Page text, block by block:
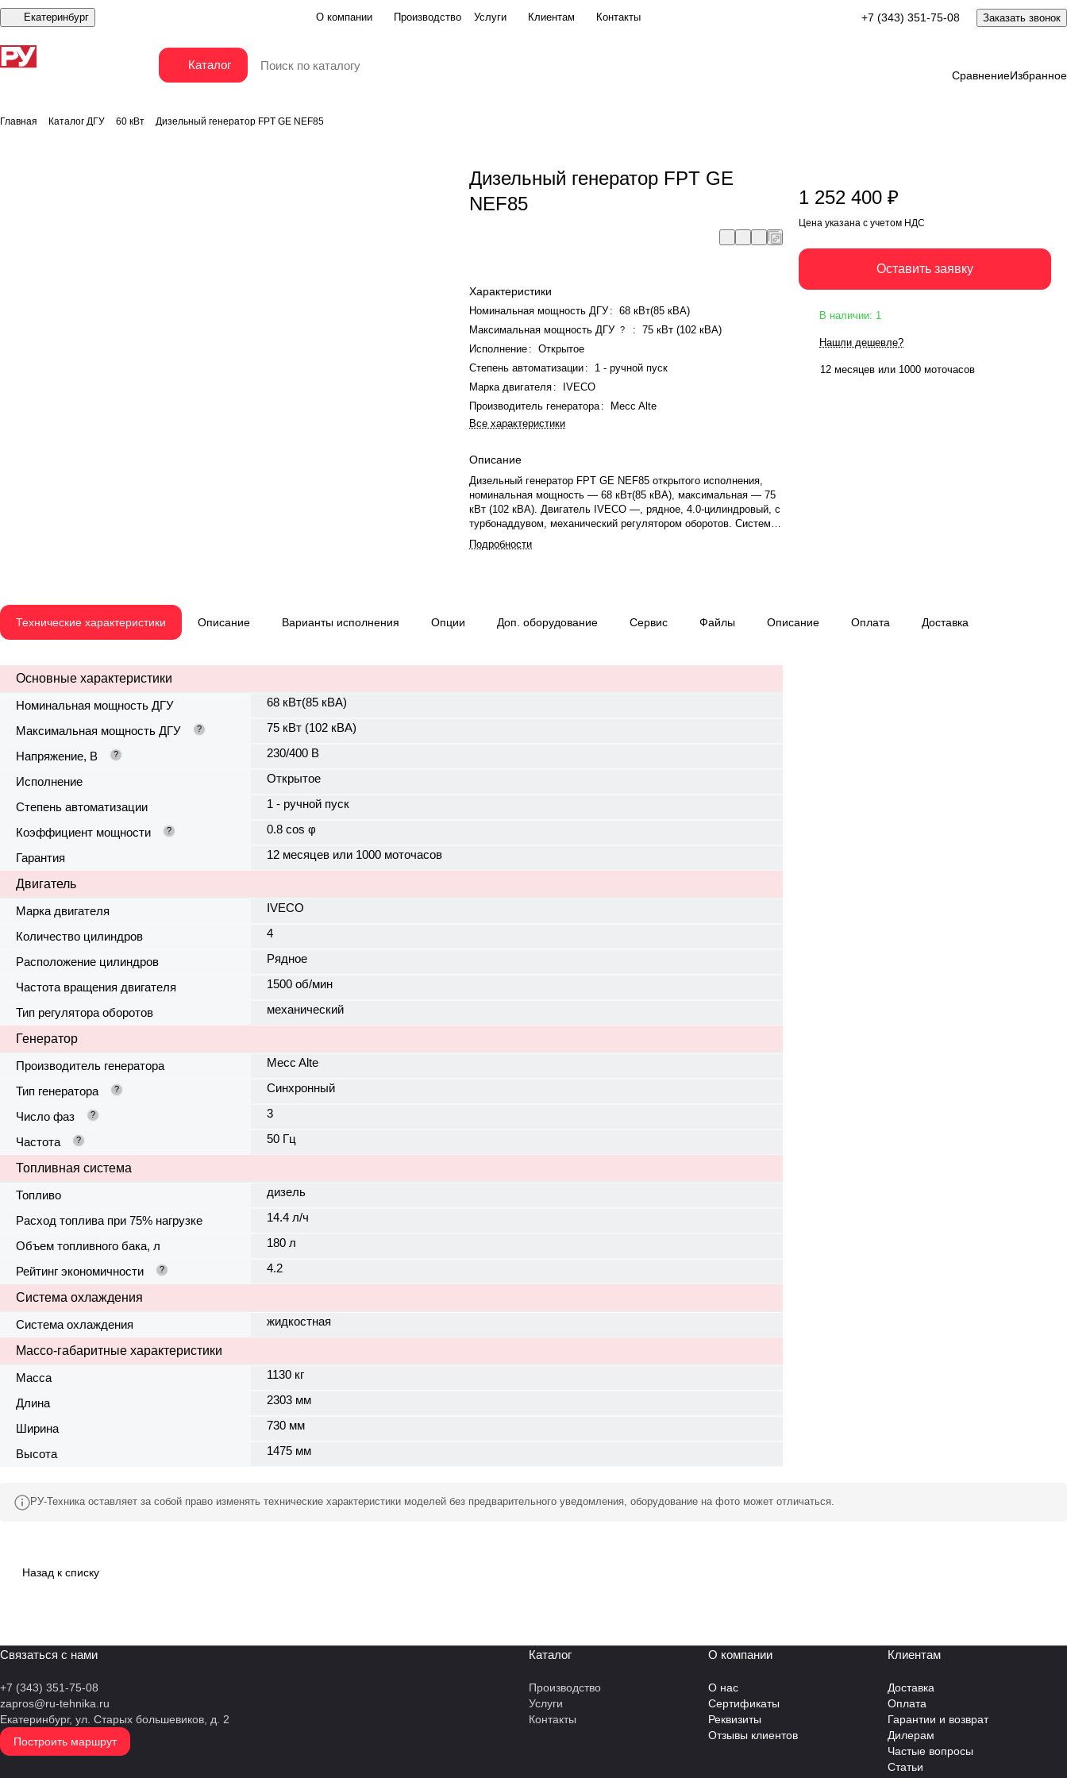
Екатеринбург О компании Производство Услуги Клиентам Контакты +7 (343) 351-75-08 Заказать звонок
Каталог
СравнениеИзбранное
Главная Каталог ДГУ 60 кВт Дизельный генератор FPT GE NEF85
Дизельный генератор FPT GE
NEF85
Дизельный генератор FPT GE NEF85 Оставить заявку
Характеристики
Номинальная мощность ДГУ:
68 кВт(85 кВА)
Максимальная мощность ДГУ ? :
75 кВт (102 кВА)
Исполнение :
Открытое
Степень автоматизации :
1 - ручной пуск
Марка двигателя :
IVECO
Производитель генератора:
Mecc Alte
Все характеристики
Описание
Дизельный генератор FPT GE NEF85 открытого исполнения,
номинальная мощность — 68 кВт(85 кВА), максимальная — 75
кВт (102 кВА). Двигатель IVECO —, рядное, 4.0-цилиндровый, с
турбонаддувом, механический регулятором оборотов. Система
охлаждения — жидкостная. Частота вращения — 1500 об/мин.
Генератор синхронный, 3-фазный, 230/400 В, 50 Гц, . Расход
Подробности
1 252 400 ₽
Цена указана с учетом НДС
Оставить заявку
В наличии: 1
Нашли дешевле?
12 месяцев или 1000 моточасов
Технические характеристики Описание Варианты исполнения Опции Доп. оборудование Сервис Файлы Описание Оплата Доставка
Основные характеристики
Номинальная мощность ДГУ
68 кВт(85 кВА)
Максимальная мощность ДГУ ? 75 кВт (102 кВА)
Напряжение, В ? 230/400 В
Исполнение Открытое
Степень автоматизации 1 - ручной пуск
Коэффициент мощности ? 0.8 cos φ
Гарантия 12 месяцев или 1000 моточасов
Двигатель
Марка двигателя
IVECO
Количество цилиндров 4
Расположение цилиндров Рядное
Частота вращения двигателя 1500 об/мин
Тип регулятора оборотов механический
Генератор
Производитель генератора
Mecc Alte
Тип генератора ? Синхронный
Число фаз ? 3
Частота ? 50 Гц
Топливная система
Топливо
дизель
Расход топлива при 75% нагрузке 14.4 л/ч
Объем топливного бака, л 180 л
Рейтинг экономичности ? 4.2
Система охлаждения
Система охлаждения
жидкостная
Массо-габаритные характеристики
Масса
1130 кг
Длина 2303 мм
Ширина 730 мм
Высота 1475 мм
РУ-Техника оставляет за собой право изменять технические характеристики моделей без предварительного уведомления, оборудование на фото может отличаться.
Назад к списку
Связаться с нами
+7 (343) 351-75-08
zapros@ru-tehnika.ru
Екатеринбург, ул. Старых большевиков, д. 2
Построить маршрут
Каталог
Производство
Услуги
Контакты
О компании
О нас
Сертификаты
Реквизиты
Отзывы клиентов
Клиентам
Доставка
Оплата
Гарантии и возврат
Дилерам
Частые вопросы
Статьи